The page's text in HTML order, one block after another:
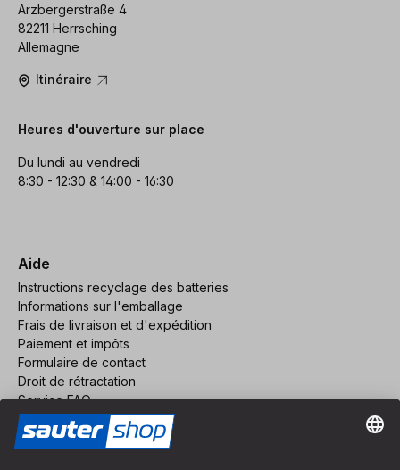
Arzbergerstraße 4
82211 Herrsching
Allemagne
Itinéraire
Heures d'ouverture sur place
Du lundi au vendredi
8:30 - 12:30 & 14:00 - 16:30
Aide
Instructions recyclage des batteries
Informations sur l'emballage
Frais de livraison et d'expédition
Paiement et impôts
Formulaire de contact
Droit de rétractation
Service FAQ
Nous concernant
Carrière